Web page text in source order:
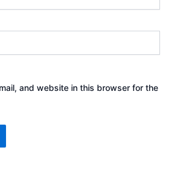
and website in this browser for the